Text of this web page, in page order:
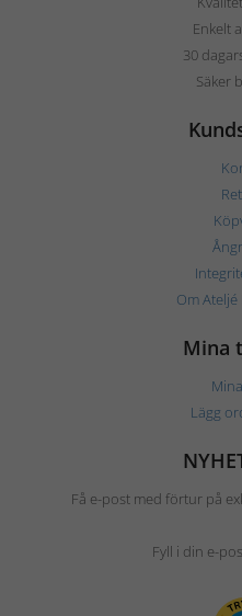
Enkelt
30
Säker
Om
Mina
Lägg
Få e-post med förtur på
Fyll i din e-